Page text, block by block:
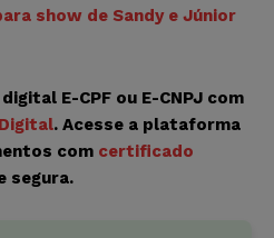
show de Sandy e Júnior
E-CPF ou E-CNPJ com
. Acesse a plataforma
com certificado
segura.